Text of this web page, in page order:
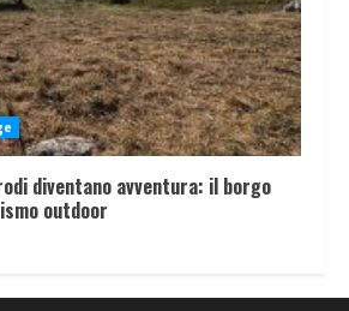
diventano avventura: il borgo
outdoor